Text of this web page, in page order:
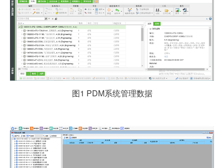
图1 PDM系统管理数据